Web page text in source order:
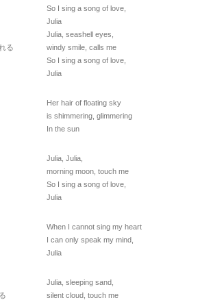
る
So I sing a song of love,
Julia
Julia, seashell eyes,
windy smile, calls me
So I sing a song of love,
Julia
Her hair of floating sky
is shimmering, glimmering
In the sun
Julia, Julia,
morning moon, touch me
So I sing a song of love,
Julia
When I cannot sing my heart
I can only speak my mind,
Julia
Julia, sleeping sand,
silent cloud, touch me